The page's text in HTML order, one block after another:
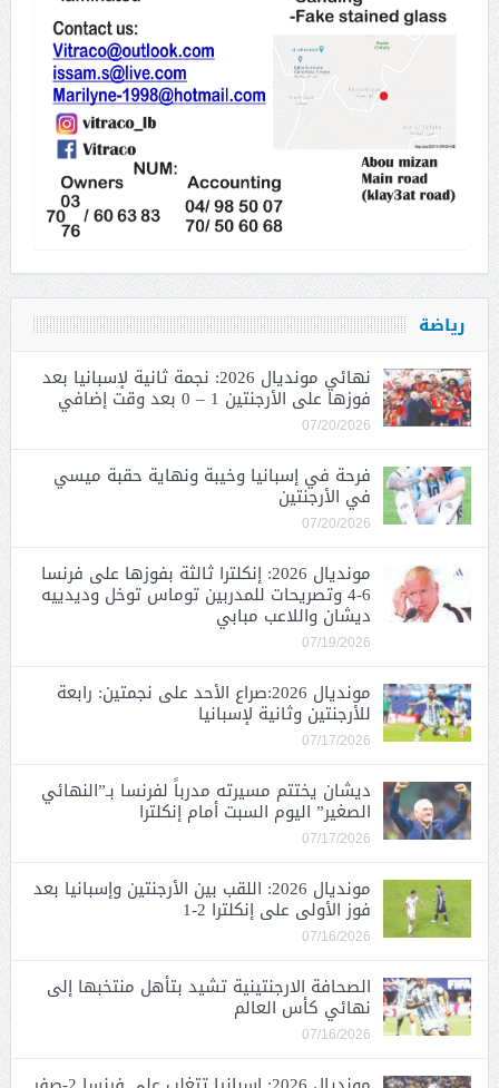
رياضة
نهائي مونديال 2026: نجمة ثانية لإسبانيا بعد
فوزها على الأرجنتين 1 – 0 بعد وقت إضافي
07/20/2026
فرحة في إسبانيا وخيبة ونهاية حقبة ميسي
في الأرجنتين
07/20/2026
مونديال 2026: إنكلترا ثالثة بفوزها على فرنسا
6-4 وتصريحات للمدربين توماس توخل وديدييه
ديشان واللاعب مبابي
07/19/2026
مونديال 2026:صراع الأحد على نجمتين: رابعة
للأرجنتين وثانية لإسبانيا
07/17/2026
ديشان يختتم مسيرته مدرباً لفرنسا بـ”النهائي
الصغير” اليوم السبت أمام إنكلترا
07/17/2026
مونديال 2026: اللقب بين الأرجنتين وإسبانيا بعد
فوز الأولى على إنكلترا 2-1
07/16/2026
الصحافة الارجنتينية تشيد بتأهل منتخبها إلى
نهائي كأس العالم
07/16/2026